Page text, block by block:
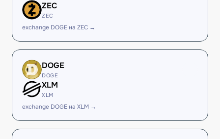
ZEC
ZEC
exchange DOGE на ZEC →
DOGE
DOGE
XLM
XLM
exchange DOGE на XLM →